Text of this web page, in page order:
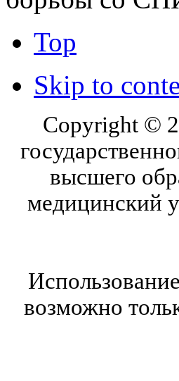
Top
Skip to
Copyright ©
высшего
медицинский
возможно